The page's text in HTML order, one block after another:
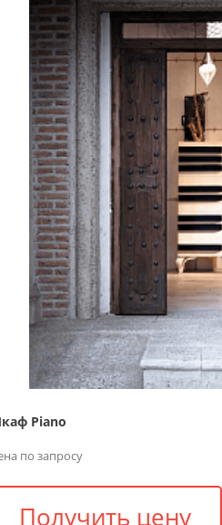
Piano
по запросу
Получить цену